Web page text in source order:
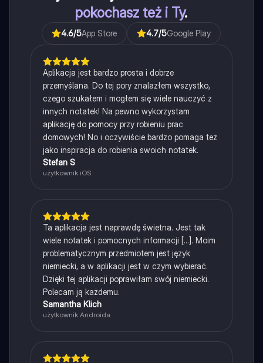
pokochasz też i Ty.
4.6/5App Store 4.7/5Google Play
Aplikacja jest bardzo prosta i dobrze
przemyślana. Do tej pory znalazłem wszystko,
czego szukałem i mogłem się wiele nauczyć z
innych notatek! Na pewno wykorzystam
aplikację do pomocy przy robieniu prac
domowych! No i oczywiście bardzo pomaga też
jako inspiracja do robienia swoich notatek.
Stefan S
użytkownik iOS
Ta aplikacja jest naprawdę świetna. Jest tak
wiele notatek i pomocnych informacji [...]. Moim
problematycznym przedmiotem jest język
niemiecki, a w aplikacji jest w czym wybierać.
Dzięki tej aplikacji poprawiłam swój niemiecki.
Polecam ją każdemu.
Samantha Klich
użytkownik Androida